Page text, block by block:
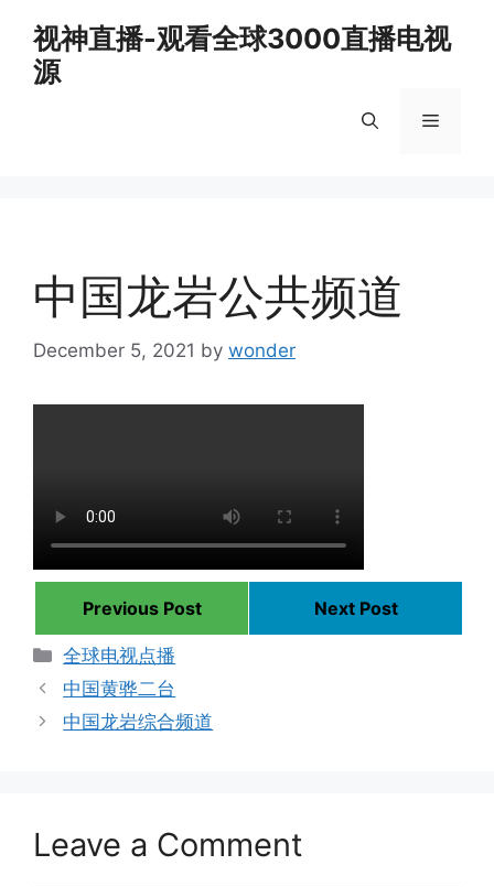
content
视神直播-观看全球3000直播电视
源
Menu
中国龙岩公共频道
December 5, 2021 by wonder
Previous Post
Next Post
Categories
全球电视点播
中国黄骅二台
中国龙岩综合频道
Leave a Comment